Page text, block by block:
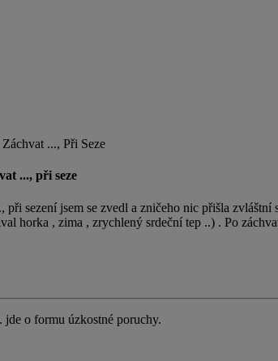
..., Při Seze
..., při seze
sezení jsem se zvedl a zničeho nic přišla
horka , zima , zrychlený srdeční tep ..) . Po
jde o formu úzkostné poruchy.